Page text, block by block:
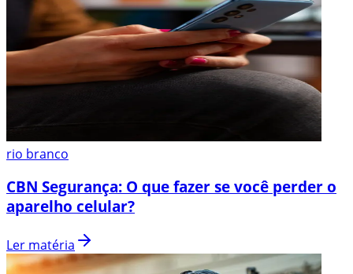
rio branco
CBN Segurança: O que fazer se você perder o
aparelho celular?
Ler matéria